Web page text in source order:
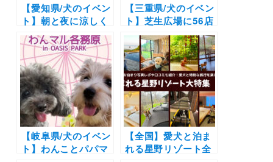
【愛知県/犬のイベン
ト】朝と夜に涼しく
愛犬とお買い物！
「わんマル夜市・朝
市」（アンフォーレ
屋外願いごと広場）
8月21日(土)22日
(日)
【三重県/犬のイベン
ト】芝生広場に56店
舗集結！先着100名
に必ず当たるプレゼ
ント企画も♪「わん
マルクリスマスマー
ケット2021 inアク
アイグニス」（アク
アイグニス 芝生広
場）12/5開催
【岐阜県/犬のイベン
ト】わんことパパマ
【全国】愛犬と泊ま
れる星野リゾート全